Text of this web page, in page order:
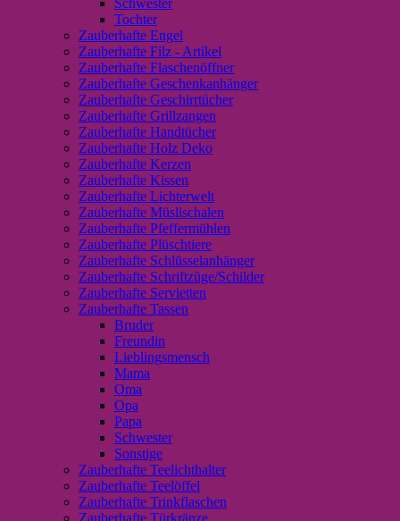
Tochter
Zauberhafte Engel
Zauberhafte Filz - Artikel
Zauberhafte Flaschenöffner
Zauberhafte Geschenkanhänger
Zauberhafte Geschirrtücher
Zauberhafte Grillzangen
Zauberhafte Handtücher
Zauberhafte Holz Deko
Zauberhafte Kerzen
Zauberhafte Kissen
Zauberhafte Lichterwelt
Zauberhafte Müslischalen
Zauberhafte Pfeffermühlen
Zauberhafte Plüschtiere
Zauberhafte Schlüsselanhänger
Zauberhafte Schriftzüge/Schilder
Zauberhafte Servietten
Zauberhafte Tassen
Bruder
Freundin
Lieblingsmensch
Mama
Oma
Opa
Papa
Schwester
Sonstige
Zauberhafte Teelichthalter
Zauberhafte Teelöffel
Zauberhafte Trinkflaschen
Zauberhafte Türkränze